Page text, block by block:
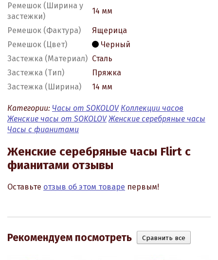
Ремешок (Ширина у
застежки)
14 мм
Ремешок (Фактура)
Ящерица
Ремешок (Цвет)
Черный
Застежка (Материал) Сталь
Застежка (Тип)
Пряжка
Застежка (Ширина)
14 мм
Категории: Часы от SOKOLOV Коллекции часов
Женские часы от SOKOLOV Женские серебряные часы
Часы с фианитами
Женские серебряные часы Flirt с
фианитами отзывы
Оставьте отзыв об этом товаре первым!
Рекомендуем посмотреть